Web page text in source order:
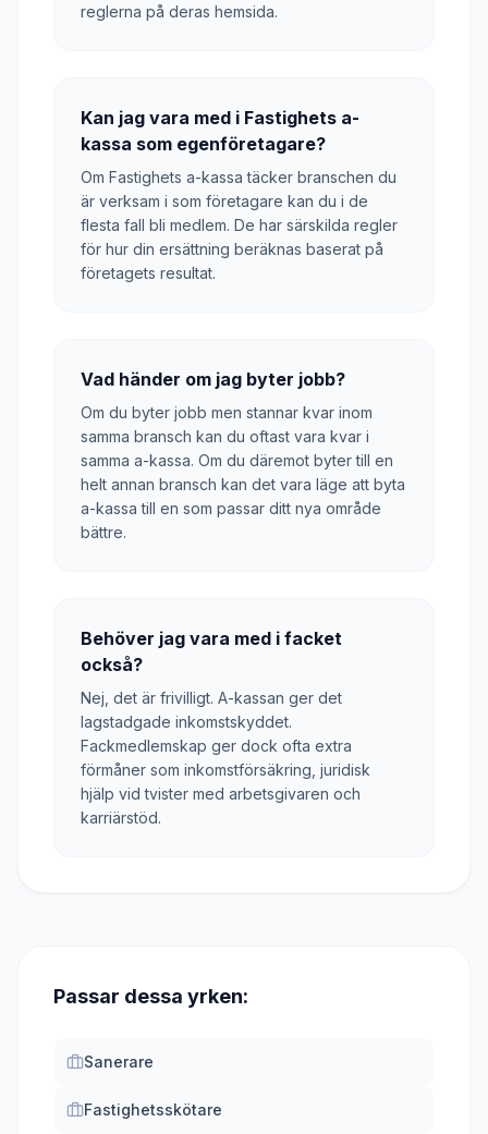
reglerna på deras hemsida.
Kan jag vara med i Fastighets a-
kassa som egenföretagare?
Om Fastighets a-kassa täcker branschen du
är verksam i som företagare kan du i de
flesta fall bli medlem. De har särskilda regler
för hur din ersättning beräknas baserat på
företagets resultat.
Vad händer om jag byter jobb?
Om du byter jobb men stannar kvar inom
samma bransch kan du oftast vara kvar i
samma a-kassa. Om du däremot byter till en
helt annan bransch kan det vara läge att byta
a-kassa till en som passar ditt nya område
bättre.
Behöver jag vara med i facket
också?
Nej, det är frivilligt. A-kassan ger det
lagstadgade inkomstskyddet.
Fackmedlemskap ger dock ofta extra
förmåner som inkomstförsäkring, juridisk
hjälp vid tvister med arbetsgivaren och
karriärstöd.
Passar dessa yrken:
Sanerare
Fastighetsskötare